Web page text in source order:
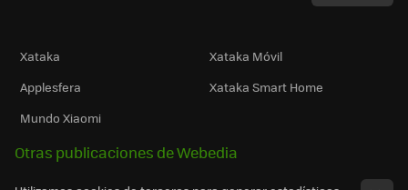
Xataka
Xataka Móvil
Applesfera
Xataka Smart Home
Mundo Xiaomi
Otras publicaciones de Webedia